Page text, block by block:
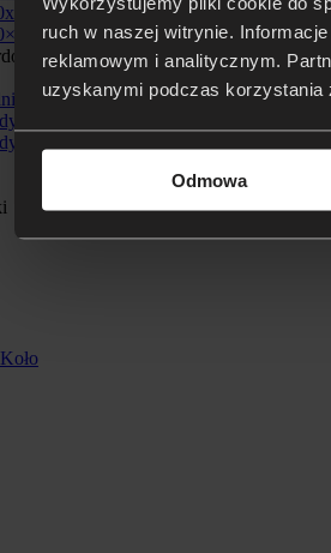
ruch w naszej witrynie.
reklamowym i analitycznym.
uzyskanymi podczas korzystania
Odmowa
twardy
/ twardy